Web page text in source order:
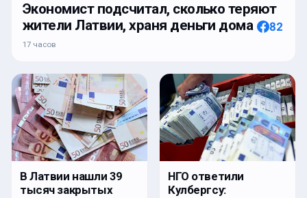
Экономист подсчитал, сколько теряют
жители Латвии, храня деньги дома
82
17 часов
В Латвии нашли 39
тысяч закрытых
НГО ответили
Кулбергсу: